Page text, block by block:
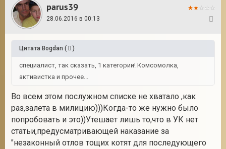
parus39
28.06.2016 в 00:13
Цитата Bogdan ( )
специалист, так сказать, 1 категории! Комсомолка,
активистка и прочее...
Во всем этом послужном списке не хватало ,как
раз,залета в милицию)))Когда-то же нужно было
попробовать и это))Утешает лишь то,что в УК нет
статьи,предусматривающей наказание за
"незаконный отлов тощих котят для последующего